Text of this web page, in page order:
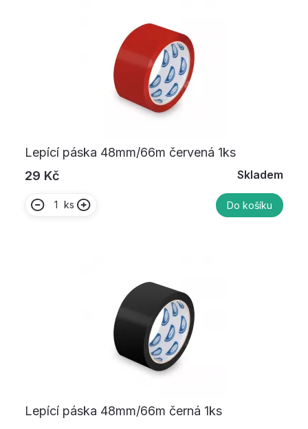
Lepící páska 48mm/66m červená 1ks
29 Kč
Skladem
ks Do košíku
Lepící páska 48mm/66m černá 1ks